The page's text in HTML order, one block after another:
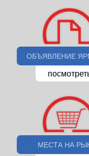
ОБЪЯВЛЕНИЕ
МЕСТА НА